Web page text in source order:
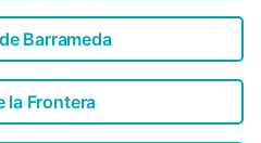
Barrameda
la Frontera